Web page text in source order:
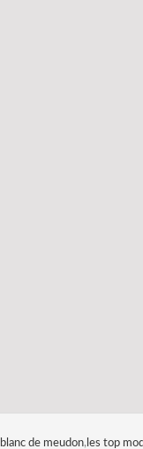
blanc de meudon, les top